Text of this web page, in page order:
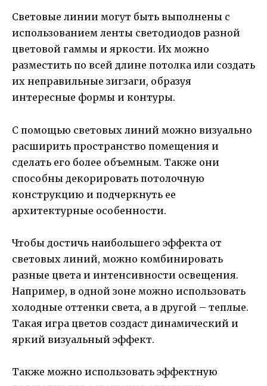
Световые линии могут быть выполнены с
использованием ленты светодиодов разной
цветовой гаммы и яркости. Их можно
разместить по всей длине потолка или создать
их неправильные зигзаги, образуя
интересные формы и контуры.
С помощью световых линий можно визуально
расширить пространство помещения и
сделать его более объемным. Также они
способны декорировать потолочную
конструкцию и подчеркнуть ее
архитектурные особенности.
Чтобы достичь наибольшего эффекта от
световых линий, можно комбинировать
разные цвета и интенсивности освещения.
Например, в одной зоне можно использовать
холодные оттенки света, а в другой – теплые.
Такая игра цветов создаст динамический и
яркий визуальный эффект.
Также можно использовать эффектную